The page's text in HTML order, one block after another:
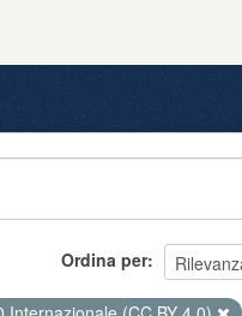
Ordina per